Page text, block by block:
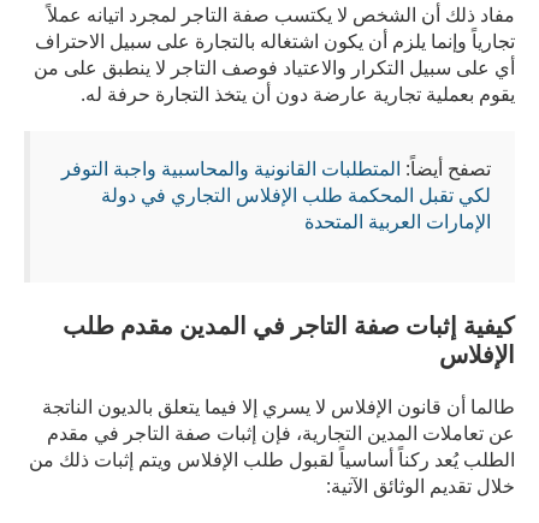
مفاد ذلك أن الشخص لا يكتسب صفة التاجر لمجرد اتيانه عملاً
تجارياً وإنما يلزم أن يكون اشتغاله بالتجارة على سبيل الاحتراف
أي على سبيل التكرار والاعتياد فوصف التاجر لا ينطبق على من
يقوم بعملية تجارية عارضة دون أن يتخذ التجارة حرفة له.
تصفح أيضاً: المتطلبات القانونية والمحاسبية واجبة التوفر
لكي تقبل المحكمة طلب الإفلاس التجاري في دولة
الإمارات العربية المتحدة
كيفية إثبات صفة التاجر في المدين مقدم طلب
الإفلاس
طالما أن قانون الإفلاس لا يسري إلا فيما يتعلق بالديون الناتجة
عن تعاملات المدين التجارية، فإن إثبات صفة التاجر في مقدم
الطلب يُعد ركناً أساسياً لقبول طلب الإفلاس ويتم إثبات ذلك من
خلال تقديم الوثائق الآتية: